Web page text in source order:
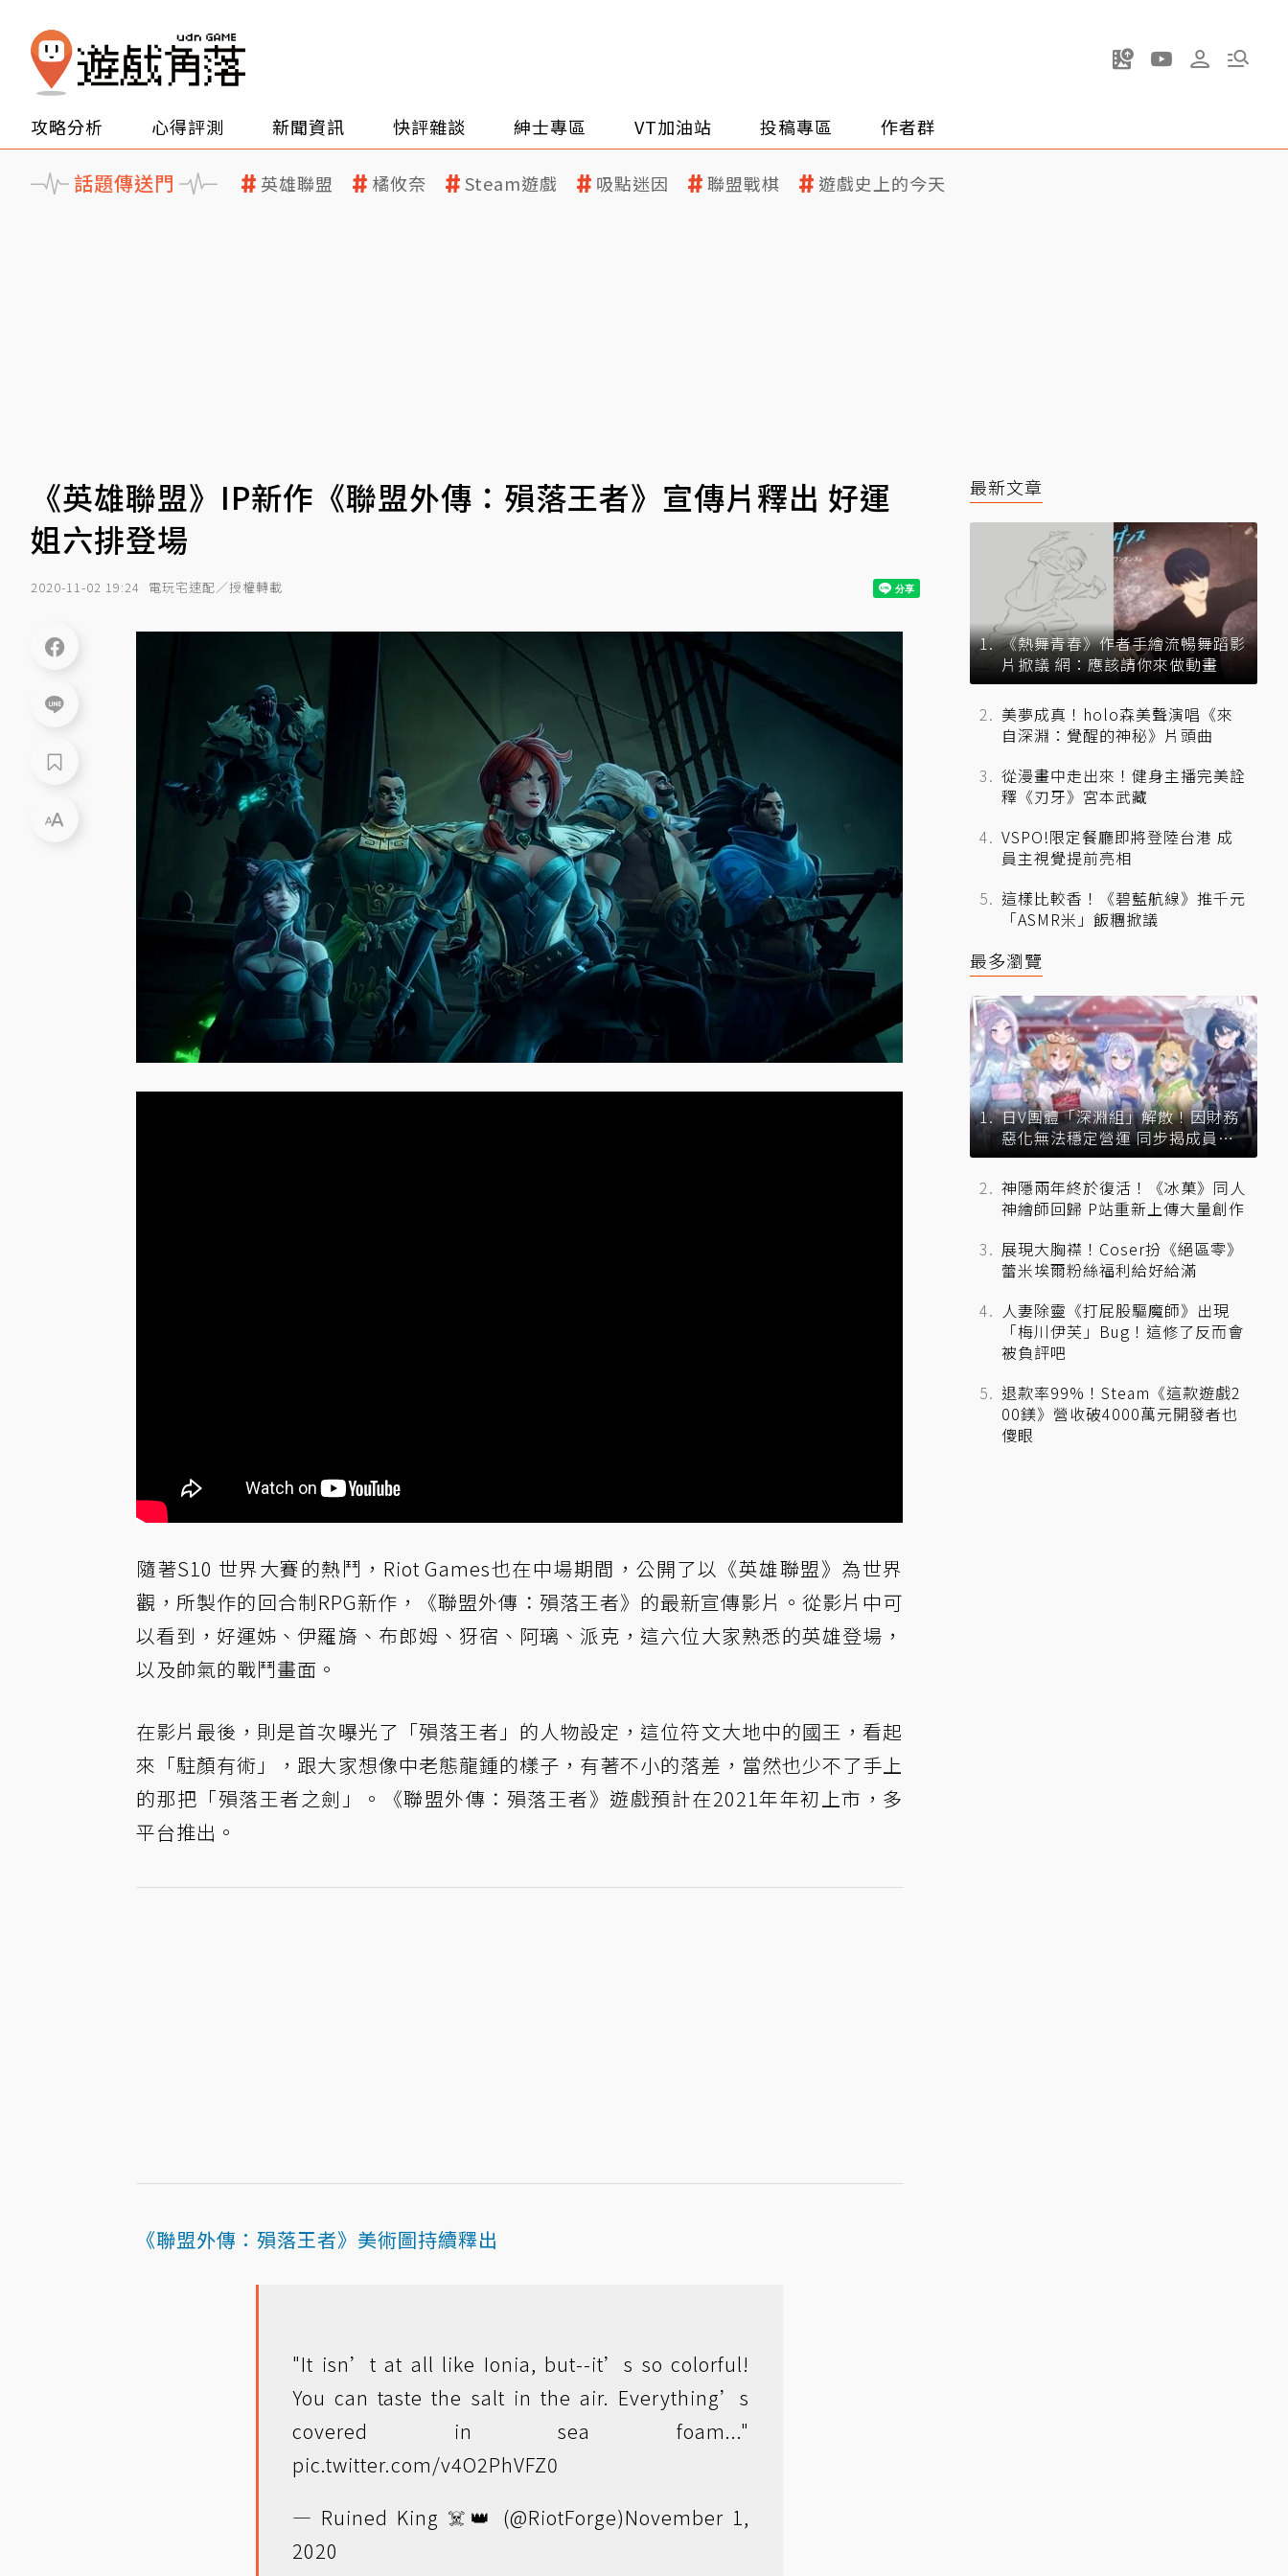
攻略分析 心得評測 新聞資訊 快評雜談 紳士專區 VT加油站 投稿專區 作者群
話題傳送門 英雄聯盟 橘攸奈 Steam遊戲 吸點迷因 聯盟戰棋 遊戲史上的今天
《英雄聯盟》IP新作《聯盟外傳：殞落王者》宣傳片釋出 好運
姐六排登場
2020-11-02 19:24 電玩宅速配／授權轉載
隨著S10 世界大賽的熱鬥，Riot Games也在中場期間，公開了以《英雄聯盟》為世界
觀，所製作的回合制RPG新作，《聯盟外傳：殞落王者》的最新宣傳影片 。從影片中可
以看到，好運姊、伊羅旖、布郎姆、犽宿、阿璃、派克，這六位大家熟悉的英雄登場，
以及帥氣的戰鬥畫面。
在影片最後，則是首次曝光了「殞落王者」的人物設定，這位符文大地中的國王，看起
來「駐顏有術」，跟大家想像中老態龍鍾的樣子，有著不小的落差，當然也少不了手上
的那把「殞落王者之劍」。《聯盟外傳：殞落王者》遊戲預計在2021年年初上市，多
平台推出。
《聯盟外傳：殞落王者》美術圖持續釋出
"It isn’t at all like Ionia, but--it’s so colorful!
You can taste the salt in the air. Everything’s
covered in sea foam..."
pic.twitter.com/v4O2PhVFZ0
— Ruined King ☠️👑 (@RiotForge)November 1,
2020
最新文章
《熱舞青春》作者手繪流暢舞蹈影
片掀議 網：應該請你來做動畫
美夢成真！holo森美聲演唱《來
自深淵：覺醒的神秘》片頭曲
從漫畫中走出來！健身主播完美詮
釋《刃牙》宮本武藏
VSPO!限定餐廳即將登陸台港 成
員主視覺提前亮相
這樣比較香！《碧藍航線》推千元
「ASMR米」飯糰掀議
最多瀏覽
日V團體「深淵組」解散！因財務
惡化無法穩定營運 同步揭成員未
來去向
神隱兩年終於復活！《冰菓》同人
神繪師回歸 P站重新上傳大量創作
展現大胸襟！Coser扮《絕區零》
蕾米埃爾粉絲福利給好給滿
人妻除靈《打屁股驅魔師》出現
「梅川伊芙」Bug！這修了反而會
被負評吧
退款率99%！Steam《這款遊戲2
00鎂》營收破4000萬元開發者也
傻眼